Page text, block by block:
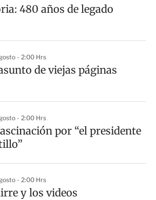
480 años de legado
- 2:00 Hrs
de viejas páginas
- 2:00 Hrs
por “el presidente
- 2:00 Hrs
y los videos